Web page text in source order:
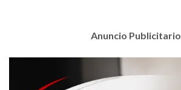
Anuncio Publicitario